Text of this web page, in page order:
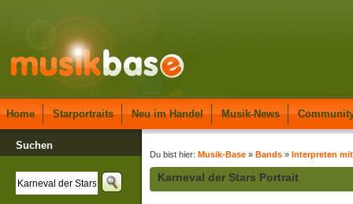
Home Starportraits Neu im Handel Musik-News
Suchen
Du bist hier: Musik-Base » Bands » Interpreten
Karneval der Stars Portrait